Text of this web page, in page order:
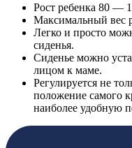
Рост ребенка 80 —
Максимальный вес
Легко и просто
сиденья.
Сиденье можно
лицом к маме.
Регулируется не
положение самого
наиболее удобную